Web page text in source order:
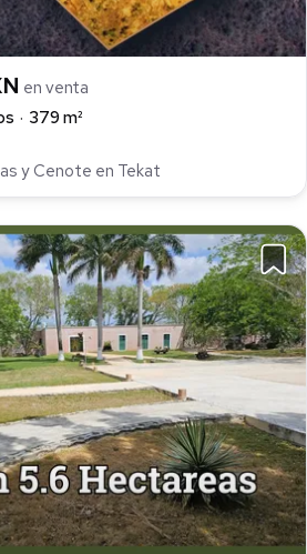
en venta
379 m²
y Cenote en Tekat